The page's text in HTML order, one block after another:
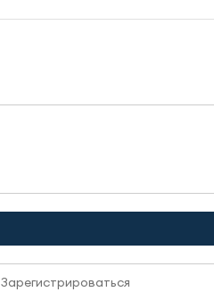
Зарегистрироваться